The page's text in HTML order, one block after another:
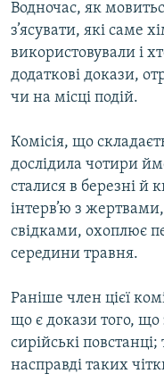
Водночас, як
з’ясувати, які саме
використовували і
додаткові докази,
чи на місці подій.
Комісія, що
дослідила чотири
сталися в березні й
інтерв’ю з
свідками, охоплює
середини травня.
Раніше член цієї
що є докази того,
сирійські
насправді таких